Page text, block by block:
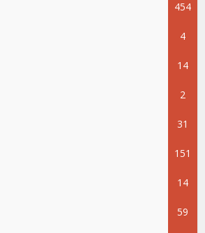
454
4
14
2
31
151
14
59